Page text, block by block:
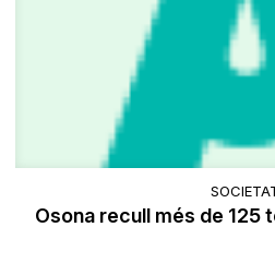
Osona recull més de 125